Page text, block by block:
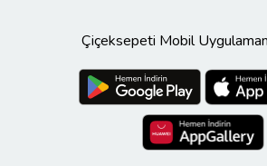
Çiçeksepeti Mobil